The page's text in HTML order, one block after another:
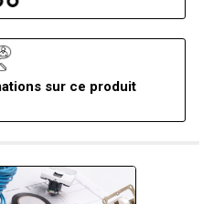
sur ce produit